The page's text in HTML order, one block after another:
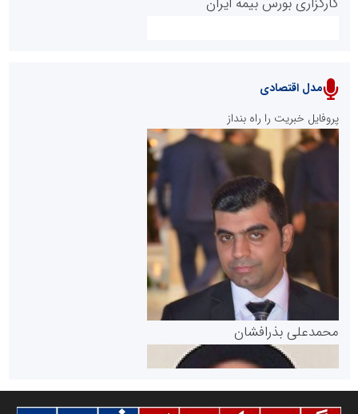
پایگاه خبری نهضت ملی مسکن
پایگاه خبری گفتمان یزد
سازمان بورس و اوراق بهادار
مرجع اخبار موثق در بازارسرمایه
مدل اقتصادی
پروفایل خبریت را راه بنداز
محمدعلی بذرافشان